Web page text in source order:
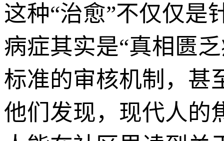
这种“治愈”不仅仅是
病症其实是“真相匮
标准的审核机制，甚
他们发现，现代人的